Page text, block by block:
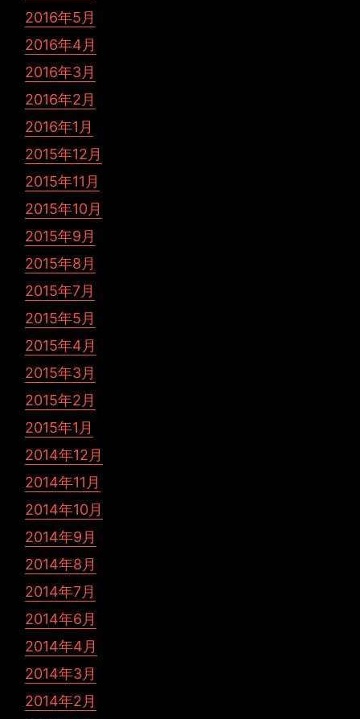
2016年5月
2016年4月
2016年3月
2016年2月
2016年1月
2015年12月
2015年11月
2015年10月
2015年9月
2015年8月
2015年7月
2015年5月
2015年4月
2015年3月
2015年2月
2015年1月
2014年12月
2014年11月
2014年10月
2014年9月
2014年8月
2014年7月
2014年6月
2014年4月
2014年3月
2014年2月